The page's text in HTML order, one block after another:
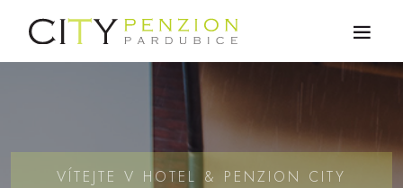
VÍTEJTE V HOTEL & PENZION CITY